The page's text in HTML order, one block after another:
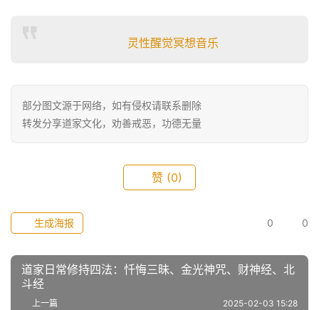
灵性醒觉冥想音乐
部分图文源于网络，如有侵权请联系删除
转发分享道家文化，劝善戒恶，功德无量
赞 (0)
0 0
生成海报
道家日常修持四法：忏悔三昧、金光神咒、财神经、北
斗经
上一篇 2025-02-03 15:28